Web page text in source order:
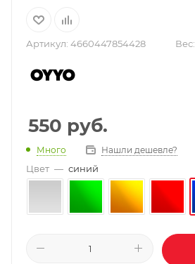
Артикул: 4660447854428 Вес:
550 руб.
Много Нашли дешевле?
Цвет — синий